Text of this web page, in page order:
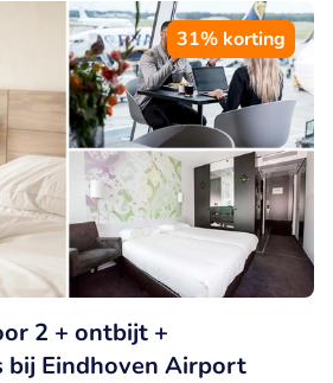
31% korting
2 + ontbijt +
bij Eindhoven Airport